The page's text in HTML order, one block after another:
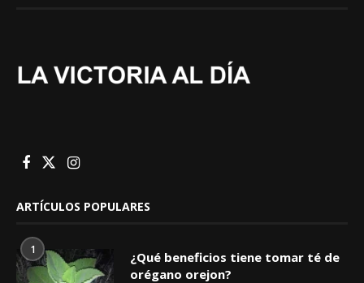
ARTÍCULOS POPULARES
1
¿Qué beneficios tiene tomar té de
orégano orejon?